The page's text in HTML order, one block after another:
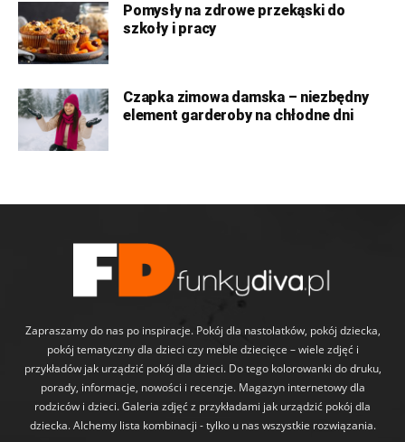
Pomysły na zdrowe przekąski do
szkoły i pracy
Czapka zimowa damska – niezbędny
element garderoby na chłodne dni
Zapraszamy do nas po inspiracje. Pokój dla nastolatków, pokój dziecka,
pokój tematyczny dla dzieci czy meble dziecięce – wiele zdjęć i
przykładów jak urządzić pokój dla dzieci. Do tego kolorowanki do druku,
porady, informacje, nowości i recenzje. Magazyn internetowy dla
rodziców i dzieci. Galeria zdjęć z przykładami jak urządzić pokój dla
dziecka. Alchemy lista kombinacji - tylko u nas wszystkie rozwiązania.